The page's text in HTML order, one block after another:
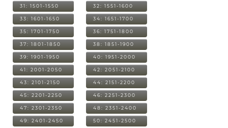
31: 1501-1550 32: 1551-1600
33: 1601-1650 34: 1651-1700
35: 1701-1750 36: 1751-1800
37: 1801-1850 38: 1851-1900
39: 1901-1950 40: 1951-2000
41: 2001-2050 42: 2051-2100
43: 2101-2150 44: 2151-2200
45: 2201-2250 46: 2251-2300
47: 2301-2350 48: 2351-2400
49: 2401-2450 50: 2451-2500